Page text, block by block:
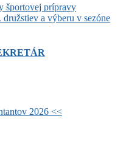
športovej prípravy
a výberu v sezóne
2026 <<